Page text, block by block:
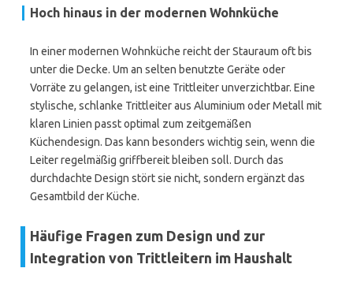
Hoch hinaus in der modernen Wohnküche
In einer modernen Wohnküche reicht der Stauraum oft bis
unter die Decke. Um an selten benutzte Geräte oder
Vorräte zu gelangen, ist eine Trittleiter unverzichtbar. Eine
stylische, schlanke Trittleiter aus Aluminium oder Metall mit
klaren Linien passt optimal zum zeitgemäßen
Küchendesign. Das kann besonders wichtig sein, wenn die
Leiter regelmäßig griffbereit bleiben soll. Durch das
durchdachte Design stört sie nicht, sondern ergänzt das
Gesamtbild der Küche.
Häufige Fragen zum Design und zur
Integration von Trittleitern im Haushalt